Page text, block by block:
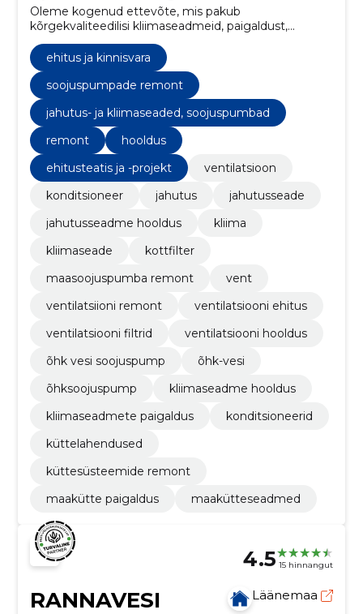
Oleme kogenud ettevõte, mis pakub
kõrgekvaliteedilisi kliimaseadmeid, paigaldust,
optimaalse sisekliima.
ehitus ja kinnisvara
soojuspumpade remont
jahutus- ja kliimaseaded, soojuspumbad
remont
hooldus
ehitusteatis ja -projekt
ventilatsioon
konditsioneer
jahutus
jahutusseade
jahutusseadme hooldus
kliima
kliimaseade
kottfilter
maasoojuspumba remont
vent
ventilatsiioni remont
ventilatsiooni ehitus
ventilatsiooni filtrid
ventilatsiooni hooldus
õhk vesi soojuspump
õhk-vesi
õhksoojuspump
kliimaseadme hooldus
kliimaseadmete paigaldus
konditsioneerid
küttelahendused
küttesüsteemide remont
maakütte paigaldus
maakütteseadmed
4.5 15 hinnangut
RANNAVESI
Läänemaa